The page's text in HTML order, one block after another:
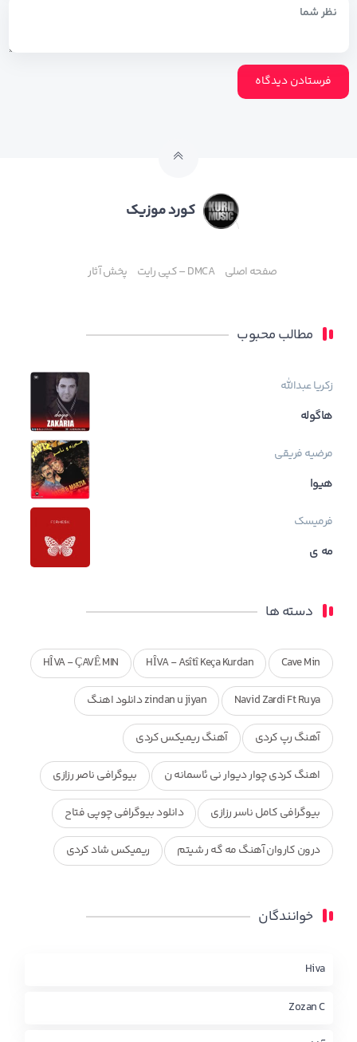
کورد موزیک
صفحه اصلی DMCA – کپی رایت پخش آثار
مطالب محبوب
زکریا عبدالله
هاگوله
مرضیه فریقی
هیوا
فرمیسک
مه ی
دسته ها
Cave Min
HÎVA - Asîtî Keça Kurdan
HÎVA - ÇAVÊ MIN
Navid Zardi Ft Ruya zindan u jiyan دانلود اهنگ
آهنگ رپ کردی آهنگ ریمیکس کردی
اهنگ کردی چوار دیوار نی ئاسمانه ن بیوگرافی ناصر رزازی
بیوگرافی کامل ناسر رزازی دانلود بیوگرافی چوپی فتاح
درون کاروان آهنگ مه گه ر شیتم ریمیکس شاد کردی
محمد جزا
چاو من
خوانندگان
Hiva
Zozan C